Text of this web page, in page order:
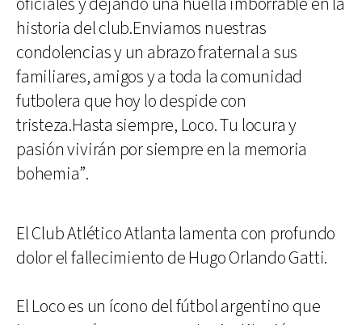
historia del club.Enviamos nuestras
condolencias y un abrazo fraternal a sus
familiares, amigos y a toda la comunidad
futbolera que hoy lo despide con
tristeza.Hasta siempre, Loco. Tu locura y
pasión vivirán por siempre en la memoria
bohemia”.
El Club Atlético Atlanta lamenta con profundo
dolor el fallecimiento de Hugo Orlando Gatti.
El Loco es un ícono del fútbol argentino que